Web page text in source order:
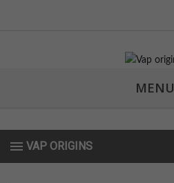
MENU
VAP ORIGINS